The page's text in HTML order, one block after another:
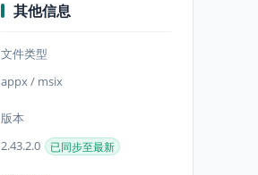
其他信息
文件类型
appx / msix
版本
2.43.2.0
已同步至最新